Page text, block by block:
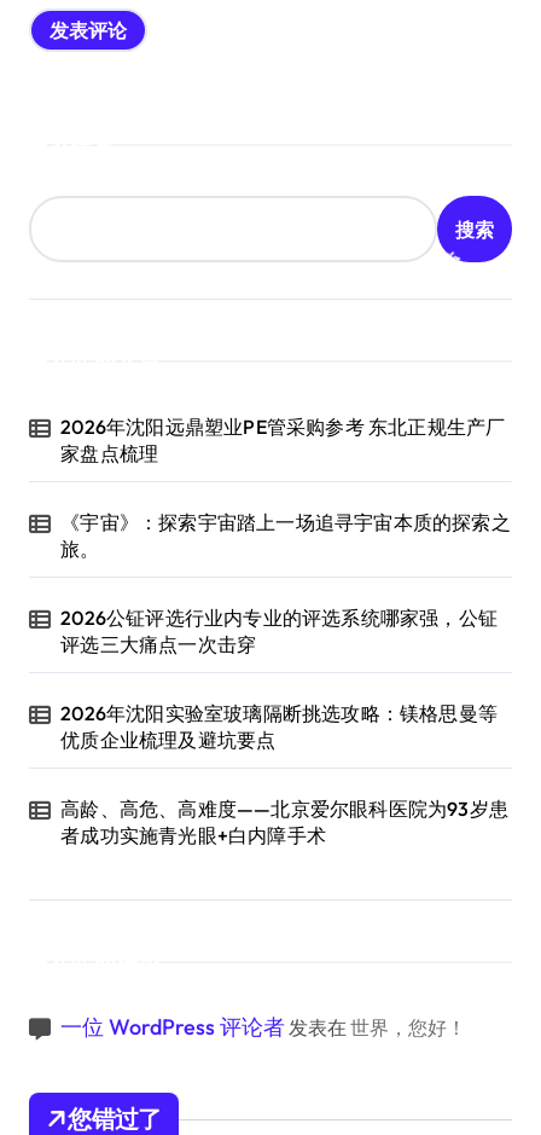
搜索
2026年沈阳远鼎塑业PE管采购参考 东北正规生产厂
家盘点梳理
《宇宙》：探索宇宙踏上一场追寻宇宙本质的探索之
旅。
2026公钲评选行业内专业的评选系统哪家强，公钲
评选三大痛点一次击穿
2026年沈阳实验室玻璃隔断挑选攻略：镁格思曼等
优质企业梳理及避坑要点
高龄、高危、高难度——北京爱尔眼科医院为93岁患
者成功实施青光眼+白内障手术
一位 WordPress 评论者发表在 世界，您好！
您错过了